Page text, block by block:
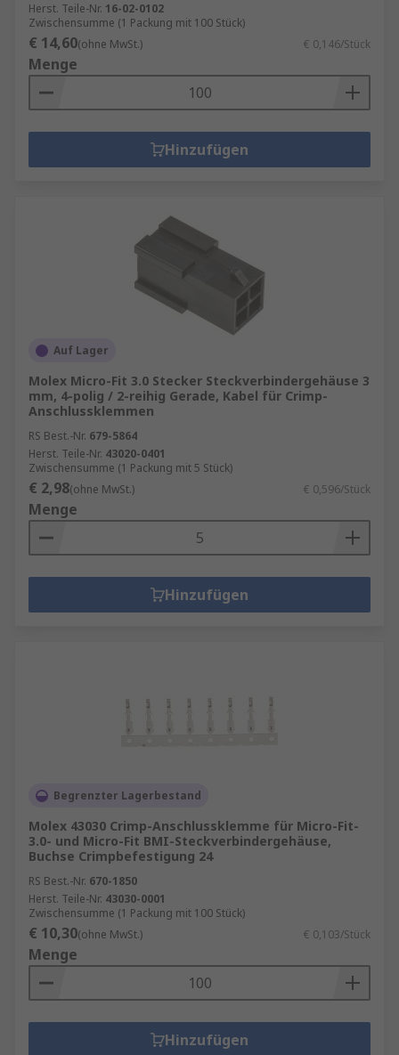
Herst. Teile-Nr. 16-02-0102
Zwischensumme (1 Packung mit 100 Stück)
€ 14,60(ohne MwSt.) € 0,146/Stück
Menge
Hinzufügen
Auf Lager
Molex Micro-Fit 3.0 Stecker Steckverbindergehäuse 3
mm, 4-polig / 2-reihig Gerade, Kabel für Crimp-
Anschlussklemmen
RS Best.-Nr. 679-5864
Herst. Teile-Nr. 43020-0401
Zwischensumme (1 Packung mit 5 Stück)
€ 2,98(ohne MwSt.) € 0,596/Stück
Menge
Hinzufügen
Begrenzter Lagerbestand
Molex 43030 Crimp-Anschlussklemme für Micro-Fit-
3.0- und Micro-Fit BMI-Steckverbindergehäuse,
Buchse Crimpbefestigung 24
RS Best.-Nr. 670-1850
Herst. Teile-Nr. 43030-0001
Zwischensumme (1 Packung mit 100 Stück)
€ 10,30(ohne MwSt.) € 0,103/Stück
Menge
Hinzufügen